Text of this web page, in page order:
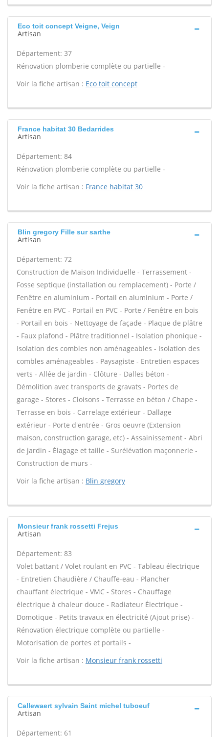
Eco toit concept Veigne, Veign
Artisan
Département: 37
Rénovation plomberie complète ou partielle -
Voir la fiche artisan : Eco toit concept
France habitat 30 Bedarrides
Artisan
Département: 84
Rénovation plomberie complète ou partielle -
Voir la fiche artisan : France habitat 30
Blin gregory Fille sur sarthe
Artisan
Département: 72
Construction de Maison Individuelle - Terrassement -
Fosse septique (installation ou remplacement) - Porte /
Fenêtre en aluminium - Portail en aluminium - Porte /
Fenêtre en PVC - Portail en PVC - Porte / Fenêtre en bois
- Portail en bois - Nettoyage de façade - Plaque de plâtre
- Faux plafond - Plâtre traditionnel - Isolation phonique -
Isolation des combles non aménageables - Isolation des
combles aménageables - Paysagiste - Entretien espaces
verts - Allée de jardin - Clôture - Dalles béton -
Démolition avec transports de gravats - Portes de
garage - Stores - Cloisons - Terrasse en béton / Chape -
Terrasse en bois - Carrelage extérieur - Dallage
extérieur - Porte d'entrée - Gros oeuvre (Extension
maison, construction garage, etc) - Assainissement - Abri
de jardin - Élagage et taille - Surélévation maçonnerie -
Construction de murs -
Voir la fiche artisan : Blin gregory
Monsieur frank rossetti Frejus
Artisan
Département: 83
Volet battant / Volet roulant en PVC - Tableau électrique
- Entretien Chaudière / Chauffe-eau - Plancher
chauffant électrique - VMC - Stores - Chauffage
électrique à chaleur douce - Radiateur Électrique -
Domotique - Petits travaux en électricité (Ajout prise) -
Rénovation électrique complète ou partielle -
Motorisation de portes et portails -
Voir la fiche artisan : Monsieur frank rossetti
Callewaert sylvain Saint michel tuboeuf
Artisan
Département: 61